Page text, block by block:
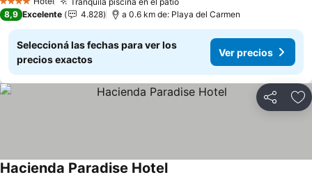
4 Estrellas
8,9 Excelente 4.828 a 0.6 km de: Playa del Carmen
Seleccioná las fechas para ver los
precios exactos
Ver precios
Compartir
Hacienda Paradise Hotel